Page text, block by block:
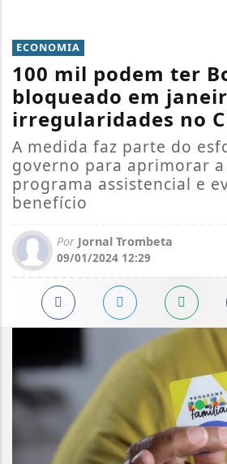
ECONOMIA
100 mil podem ter
bloqueado em
irregularidades no
A medida faz parte do
governo para aprimorar
programa assistencial e
benefício
Por Jornal Trombeta
09/01/2024 12:29